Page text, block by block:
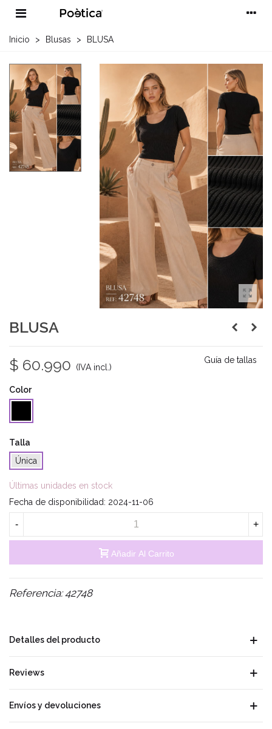
Inicio > Blusas > BLUSA
BLUSA
$ 60.990 (IVA incl.)
Guía de tallas
Color
Talla
Única
Últimas unidades en stock
Fecha de disponibilidad: 2024-11-06
- +
Añadir Al Carrito
Referencia: 42748
Detalles del producto
Reviews
Envíos y devoluciones